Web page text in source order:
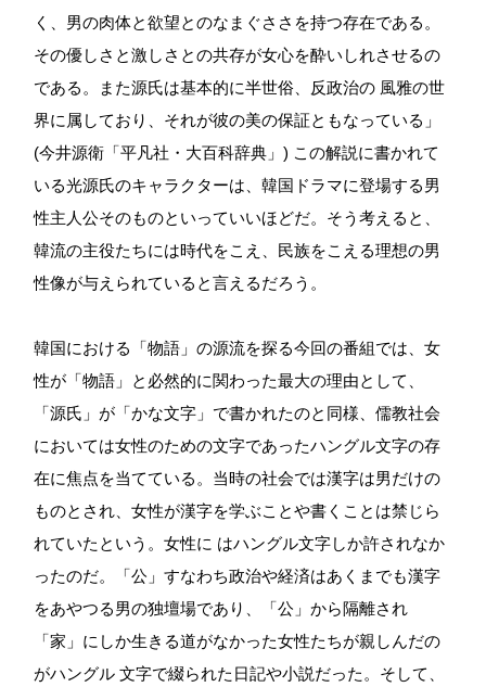
く、男の肉体と欲望とのなまぐささを持つ存在である。
その優しさと激しさとの共存が女心を酔いしれさせるの
である。また源氏は基本的に半世俗、反政治の 風雅の世
界に属しており、それが彼の美の保証ともなっている」
(今井源衛「平凡社・大百科辞典」) この解説に書かれて
いる光源氏のキャラクターは、韓国ドラマに登場する男
性主人公そのものといっていいほどだ。そう考えると、
韓流の主役たちには時代をこえ、民族をこえる理想の男
性像が与えられていると言えるだろう。
韓国における「物語」の源流を探る今回の番組では、女
性が「物語」と必然的に関わった最大の理由として、
「源氏」が「かな文字」で書かれたのと同様、儒教社会
においては女性のための文字であったハングル文字の存
在に焦点を当てている。当時の社会では漢字は男だけの
ものとされ、女性が漢字を学ぶことや書くことは禁じら
れていたという。女性に はハングル文字しか許されなか
ったのだ。「公」すなわち政治や経済はあくまでも漢字
をあやつる男の独壇場であり、「公」から隔離され
「家」にしか生きる道がなかった女性たちが親しんだの
がハングル 文字で綴られた日記や小説だった。そして、